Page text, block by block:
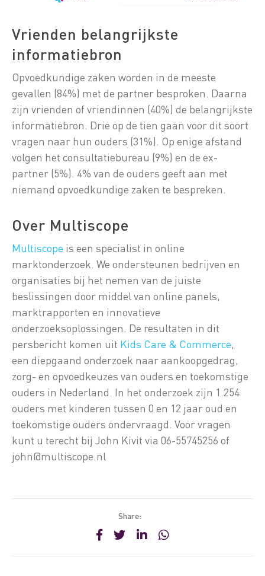
Vrienden belangrijkste
informatiebron
Opvoedkundige zaken worden in de meeste
gevallen (84%) met de partner besproken. Daarna
zijn vrienden of vriendinnen (40%) de belangrijkste
informatiebron. Drie op de tien gaan voor dit soort
vragen naar hun ouders (31%). Op enige afstand
volgen het consultatiebureau (9%) en de ex-
partner (5%). 4% van de ouders geeft aan met
niemand opvoedkundige zaken te bespreken.
Over Multiscope
Multiscope is een specialist in online
marktonderzoek. We ondersteunen bedrijven en
organisaties bij het nemen van de juiste
beslissingen door middel van online panels,
marktrapporten en innovatieve
onderzoeksoplossingen. De resultaten in dit
persbericht komen uit Kids Care & Commerce,
een diepgaand onderzoek naar aankoopgedrag,
zorg- en opvoedkeuzes van ouders en toekomstige
ouders in Nederland. In het onderzoek zijn 1.254
ouders met kinderen tussen 0 en 12 jaar oud en
toekomstige ouders ondervraagd. Voor vragen
kunt u terecht bij John Kivit via 06-55745256 of
john@multiscope.nl
Share: